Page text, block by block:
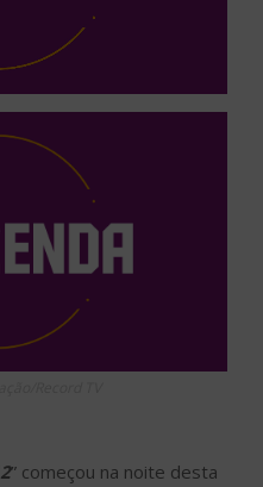
” começou na noite desta